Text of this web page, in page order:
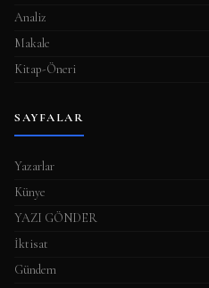
Analiz
Makale
Kitap-Öneri
SAYFALAR
Yazarlar
Künye
YAZI GÖNDER
İktisat
Gündem